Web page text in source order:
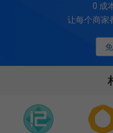
0 成
让每个商家